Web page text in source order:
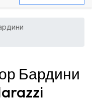
Бардини